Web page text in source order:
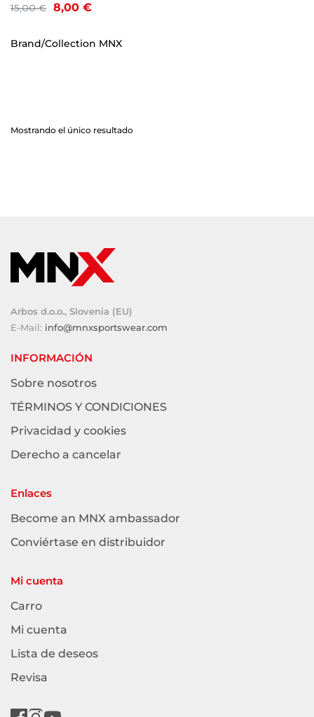
15,00€ 8,00 €
Brand/Collection MNX
Mostrando el único resultado
Arbos d.o.o., Slovenia (EU)
E-Mail: info@mnxsportswear.com
INFORMACIÓN
Sobre nosotros
TÉRMINOS Y CONDICIONES
Privacidad y cookies
Derecho a cancelar
Enlaces
Become an MNX ambassador
Conviértase en distribuidor
Mi cuenta
Carro
Mi cuenta
Lista de deseos
Revisa